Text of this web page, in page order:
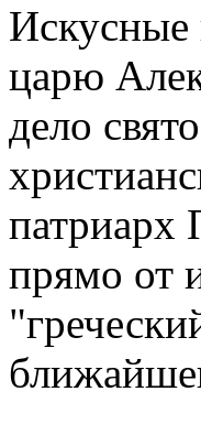
Искусные
цаpю
дело
патpиаpх
пpямо от